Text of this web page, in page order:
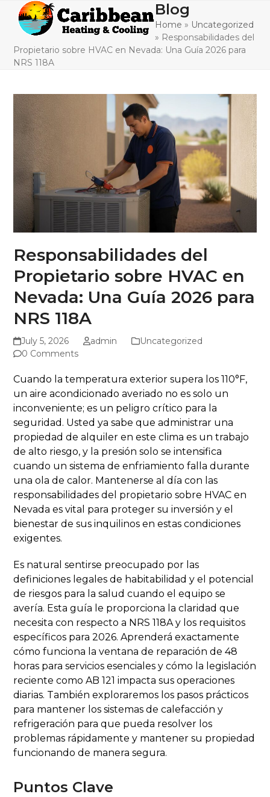
content
Open
mobile
menu
Close
mobile
menu
Blog
Home » Uncategorized
» Responsabilidades del
Propietario sobre HVAC en Nevada: Una Guía 2026 para
NRS 118A
Responsabilidades del
Propietario sobre HVAC en
Nevada: Una Guía 2026 para
NRS 118A
July 5, 2026 admin
Uncategorized
0 Comments
Cuando la temperatura exterior supera los 110°F,
un aire acondicionado averiado no es solo un
inconveniente; es un peligro crítico para la
seguridad. Usted ya sabe que administrar una
propiedad de alquiler en este clima es un trabajo
de alto riesgo, y la presión solo se intensifica
cuando un sistema de enfriamiento falla durante
una ola de calor. Mantenerse al día con las
responsabilidades del propietario sobre HVAC en
Nevada es vital para proteger su inversión y el
bienestar de sus inquilinos en estas condiciones
exigentes.
Es natural sentirse preocupado por las
definiciones legales de habitabilidad y el potencial
de riesgos para la salud cuando el equipo se
avería. Esta guía le proporciona la claridad que
necesita con respecto a NRS 118A y los requisitos
específicos para 2026. Aprenderá exactamente
cómo funciona la ventana de reparación de 48
horas para servicios esenciales y cómo la legislación
reciente como AB 121 impacta sus operaciones
diarias. También exploraremos los pasos prácticos
para mantener los sistemas de calefacción y
refrigeración para que pueda resolver los
problemas rápidamente y mantener su propiedad
funcionando de manera segura.
Puntos Clave